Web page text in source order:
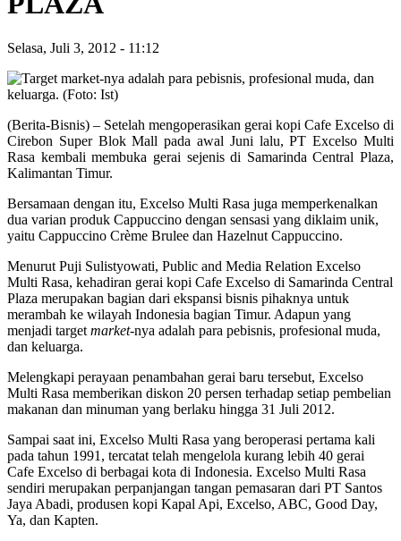
Selasa, Juli 3, 2012 - 11:12
(Berita-Bisnis) – Setelah mengoperasikan gerai kopi Cafe Excelso di
Cirebon Super Blok Mall pada awal Juni lalu, PT Excelso Multi
Rasa kembali membuka gerai sejenis di Samarinda Central Plaza,
Kalimantan Timur.
Bersamaan dengan itu, Excelso Multi Rasa juga memperkenalkan
dua varian produk Cappuccino dengan sensasi yang diklaim unik,
yaitu Cappuccino Crème Brulee dan Hazelnut Cappuccino.
Menurut Puji Sulistyowati, Public and Media Relation Excelso
Multi Rasa, kehadiran gerai kopi Cafe Excelso di Samarinda Central
Plaza merupakan bagian dari ekspansi bisnis pihaknya untuk
merambah ke wilayah Indonesia bagian Timur. Adapun yang
menjadi target market-nya adalah para pebisnis, profesional muda,
dan keluarga.
Melengkapi perayaan penambahan gerai baru tersebut, Excelso
Multi Rasa memberikan diskon 20 persen terhadap setiap pembelian
makanan dan minuman yang berlaku hingga 31 Juli 2012.
Sampai saat ini, Excelso Multi Rasa yang beroperasi pertama kali
pada tahun 1991, tercatat telah mengelola kurang lebih 40 gerai
Cafe Excelso di berbagai kota di Indonesia. Excelso Multi Rasa
sendiri merupakan perpanjangan tangan pemasaran dari PT Santos
Jaya Abadi, produsen kopi Kapal Api, Excelso, ABC, Good Day,
Ya, dan Kapten.